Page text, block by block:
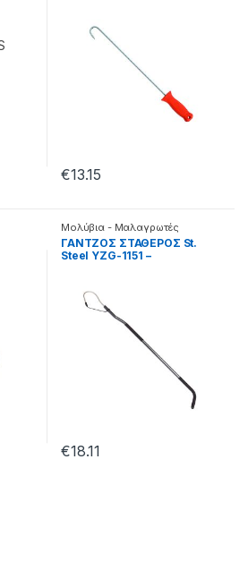
€13.15
Μολύβια - Μαλαγρωτές
ΓΑΝΤΖΟΣ ΣΤΑΘΕΡΟΣ St.
Steel YZG-1151 –
€18.11